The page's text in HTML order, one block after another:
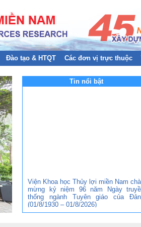
Đào tạo & HTQT Các đơn vị trực thuộc
Tin nổi bật
mừng kỷ niệm 96 năm Ngày
thống ngành Tuyên giáo của
(01/8/1930 – 01/8/2026)
Đảng bộ Viện Khoa học Thủy lợi